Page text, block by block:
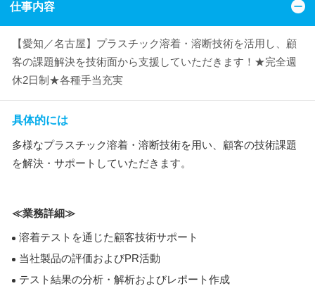
仕事内容
【愛知／名古屋】プラスチック溶着・溶断技術を活用し、顧
客の課題解決を技術面から支援していただきます！★完全週
休2日制★各種手当充実
具体的には
多様なプラスチック溶着・溶断技術を用い、顧客の技術課題
を解決・サポートしていただきます。
≪業務詳細≫
溶着テストを通じた顧客技術サポート
当社製品の評価およびPR活動
テスト結果の分析・解析およびレポート作成